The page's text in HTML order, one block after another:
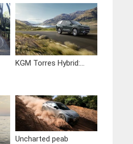
KGM Torres Hybrid:...
Uncharted peab